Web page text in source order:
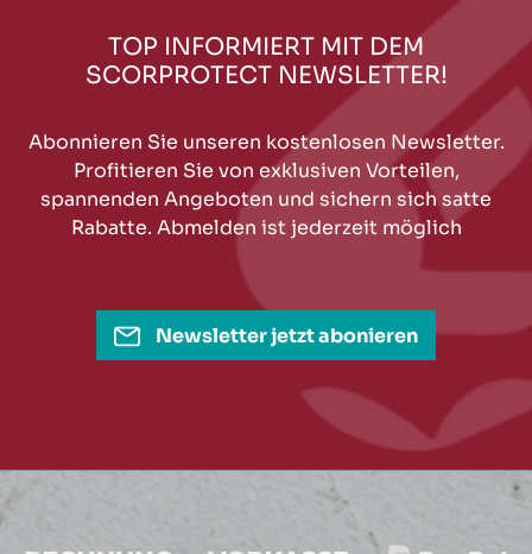
TOP INFORMIERT MIT DEM
SCORPROTECT NEWSLETTER!
Abonnieren Sie unseren kostenlosen Newsletter.
Profitieren Sie von exklusiven Vorteilen,
spannenden Angeboten und sichern sich satte
Rabatte. Abmelden ist jederzeit möglich
Newsletter jetzt abonieren